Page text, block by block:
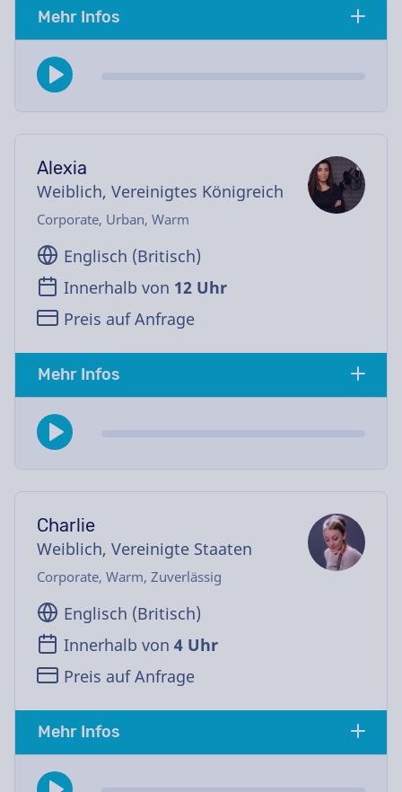
Mehr Infos
Alexia
Weiblich, Vereinigtes Königreich
Corporate, Urban, Warm
Englisch (Britisch)
Innerhalb von 12 Uhr
Preis auf Anfrage
Mehr Infos
Charlie
Weiblich, Vereinigte Staaten
Corporate, Warm, Zuverlässig
Englisch (Britisch)
Innerhalb von 4 Uhr
Preis auf Anfrage
Mehr Infos